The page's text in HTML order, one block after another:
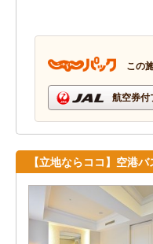
この
航空券付
【立地ならココ】空港